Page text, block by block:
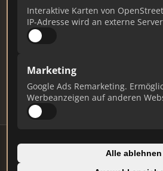
Interaktive Karten von
IP-Adresse wird an externe
Marketing
Google Ads Remarketing.
Werbeanzeigen auf anderen
Alle ablehnen
Ist das Ihr Unternehmen?
Verifizieren Sie Ihr Profil,
Updates.
Profil beanspruchen